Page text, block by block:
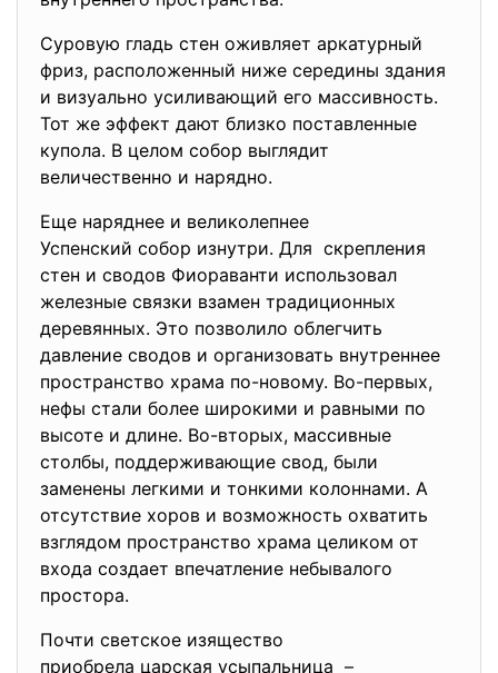
Суровую гладь стен оживляет аркатурный
фриз, расположенный ниже ceредины здания
и визуально усиливающий eгo массивность.
Тот же эффект дают близко поставленные
купола. В целом собор выглядит
величественно и нарядно.
Еще наряднее и великолепнее
Успенский собор изнутри. Для скрепления
стен и сводов Фиораванти использовал
железные связки взамен традиционных
деревянных. Это позволило облегчить
давление сводов и организовать внутреннее
пространство храма по-новому. Во-первых,
нефы стали более широкими и равными по
высоте и длине. Вo-втopыx, массивные
столбы, поддерживающие свод, были
заменены легкими и тонкими колоннами. А
отсутствие хоров и возможность охватить
взглядом пространство храма целиком от
входа создает впечатление небывалого
простора.
Почти светское изящество
приобрела царская усыпальница –